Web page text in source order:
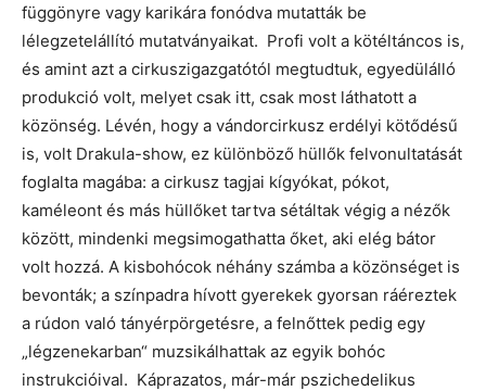
függönyre vagy karikára fonódva mutatták be
lélegzetelállító mutatványaikat. Profi volt a kötéltáncos is,
és amint azt a cirkuszigazgatótól megtudtuk, egyedülálló
produkció volt, melyet csak itt, csak most láthatott a
közönség. Lévén, hogy a vándorcirkusz erdélyi kötődésű
is, volt Drakula-show, ez különböző hüllők felvonultatását
foglalta magába: a cirkusz tagjai kígyókat, pókot,
kaméleont és más hüllőket tartva sétáltak végig a nézők
között, mindenki megsimogathatta őket, aki elég bátor
volt hozzá. A kisbohócok néhány számba a közönséget is
bevonták; a színpadra hívott gyerekek gyorsan ráéreztek
a rúdon való tányérpörgetésre, a felnőttek pedig egy
„légzenekarban“ muzsikálhattak az egyik bohóc
instrukcióival. Káprazatos, már-már pszichedelikus